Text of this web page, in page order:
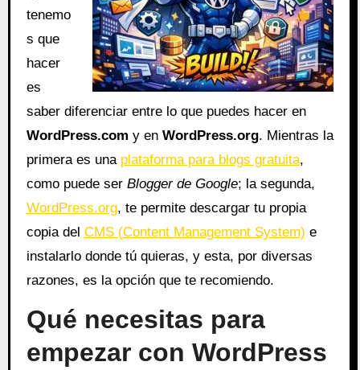
tenemo
s que
hacer
es
saber diferenciar entre lo que puedes hacer en
WordPress.com y en WordPress.org. Mientras la
primera es una plataforma para blogs gratuita,
como puede ser Blogger de Google; la segunda,
WordPress.org, te permite descargar tu propia
copia del CMS (Content Management System) e
instalarlo donde tú quieras, y esta, por diversas
razones, es la opción que te recomiendo.
Qué necesitas para
empezar con WordPress